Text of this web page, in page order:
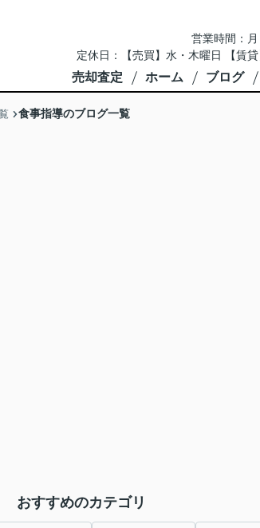
営業時間：
定休日：【売買】水・木曜日 【賃
売却査定 ホーム ブログ
食事指導のブログ一覧
おすすめのカテゴリ